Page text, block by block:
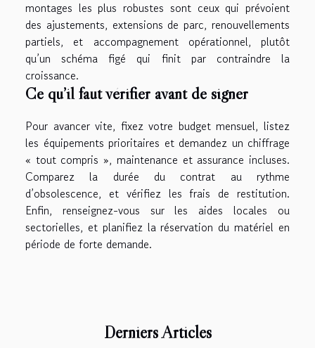
montages les plus robustes sont ceux qui prévoient
des ajustements, extensions de parc, renouvellements
partiels, et accompagnement opérationnel, plutôt
qu’un schéma figé qui finit par contraindre la
croissance.
Ce qu’il faut vérifier avant de signer
Pour avancer vite, fixez votre budget mensuel, listez
les équipements prioritaires et demandez un chiffrage
« tout compris », maintenance et assurance incluses.
Comparez la durée du contrat au rythme
d’obsolescence, et vérifiez les frais de restitution.
Enfin, renseignez-vous sur les aides locales ou
sectorielles, et planifiez la réservation du matériel en
période de forte demande.
Derniers Articles